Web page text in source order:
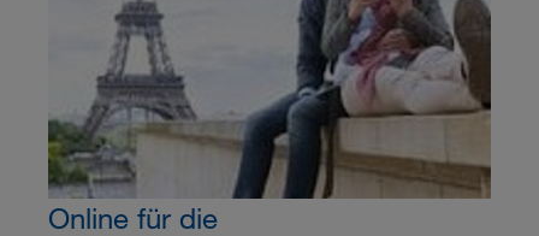
Online für die